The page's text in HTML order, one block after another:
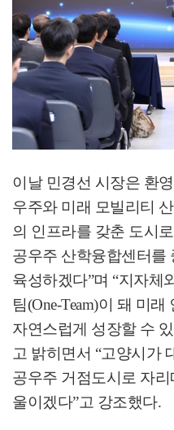
이날 민경선 시장은 환
우주와 미래 모빌리티
의 인프라를 갖춘 도시
공우주 산학융합센터를
육성하겠다”며 “지자체
팀(One-Team)이 돼 미래
자연스럽게 성장할 수
고 밝히면서 “고양시가
공우주 거점도시로 자리
울이겠다”고 강조했다.